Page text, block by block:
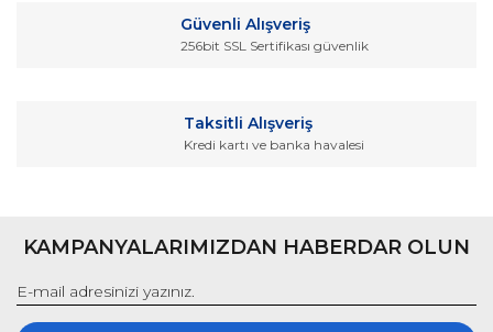
Gönder
Güvenli Alışveriş
256bit SSL Sertifikası güvenlik
Taksitli Alışveriş
Kredi kartı ve banka havalesi
KAMPANYALARIMIZDAN HABERDAR OLUN